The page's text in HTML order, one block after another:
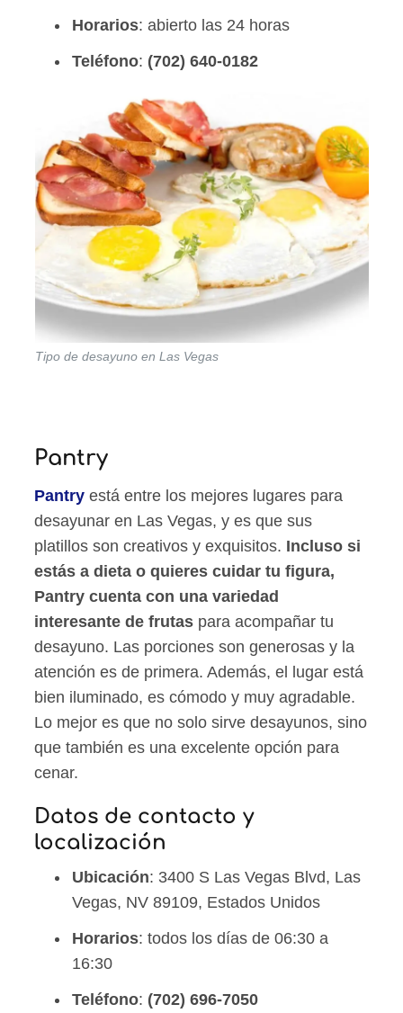
Horarios: abierto las 24 horas
Teléfono: (702) 640-0182
Tipo de desayuno en Las Vegas
Pantry
Pantry está entre los mejores lugares para
desayunar en Las Vegas, y es que sus
platillos son creativos y exquisitos. Incluso si
estás a dieta o quieres cuidar tu figura,
Pantry cuenta con una variedad
interesante de frutas para acompañar tu
desayuno. Las porciones son generosas y la
atención es de primera. Además, el lugar está
bien iluminado, es cómodo y muy agradable.
Lo mejor es que no solo sirve desayunos, sino
que también es una excelente opción para
cenar.
Datos de contacto y
localización
Ubicación: 3400 S Las Vegas Blvd, Las
Vegas, NV 89109, Estados Unidos
Horarios: todos los días de 06:30 a
16:30
Teléfono: (702) 696-7050